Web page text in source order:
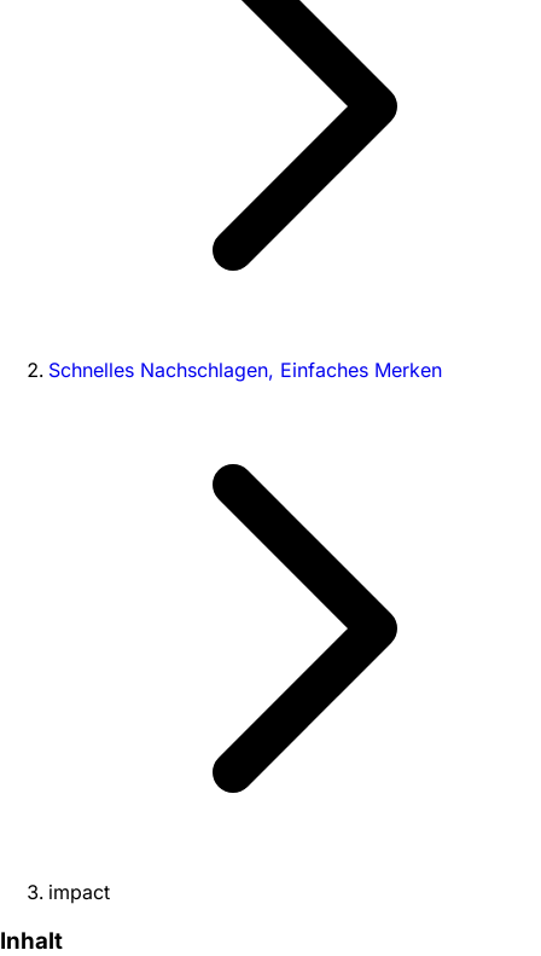
Schnelles Nachschlagen, Einfaches Merken
impact
Inhalt